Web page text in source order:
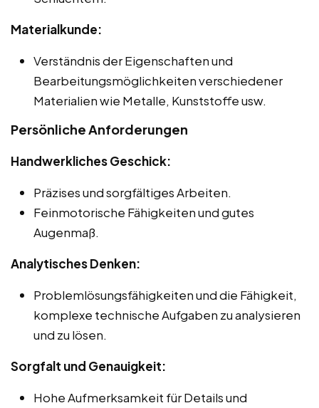
Materialkunde:
Verständnis der Eigenschaften und
Bearbeitungsmöglichkeiten verschiedener
Materialien wie Metalle, Kunststoffe usw.
Persönliche Anforderungen
Handwerkliches Geschick:
Präzises und sorgfältiges Arbeiten.
Feinmotorische Fähigkeiten und gutes
Augenmaß.
Analytisches Denken:
Problemlösungsfähigkeiten und die Fähigkeit,
komplexe technische Aufgaben zu analysieren
und zu lösen.
Sorgfalt und Genauigkeit:
Hohe Aufmerksamkeit für Details und